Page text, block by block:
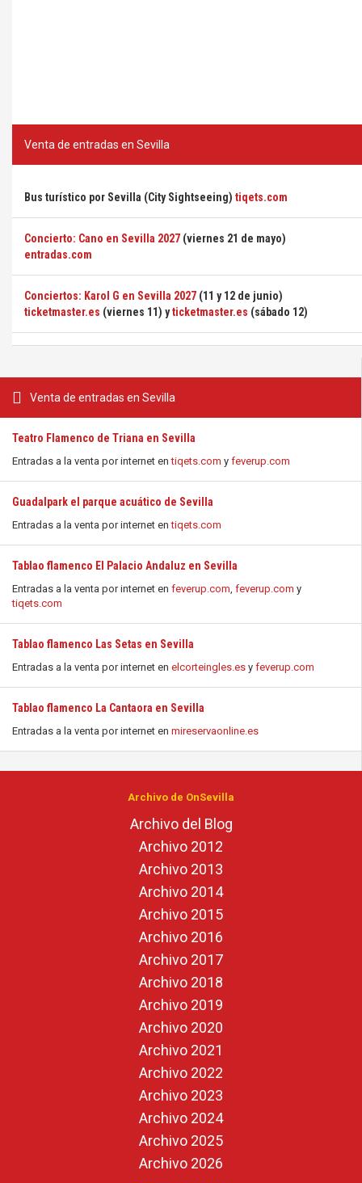
Venta de entradas en Sevilla
Teatro Flamenco de Triana en Sevilla
Entradas a la venta por internet entiqets.com y feverup.com
Guadalpark el parque acuático de Sevilla
Entradas a la venta por internet entiqets.com
Tablao flamenco El Palacio Andaluz en Sevilla
Entradas a la venta por internet en feverup.com, feverup.com y
tiqets.com
Tablao flamenco Las Setas en Sevilla
Entradas a la venta por internet en elcorteingles.es y feverup.com
Tablao flamenco La Cantaora en Sevilla
Entradas a la venta por internet en mireservaonline.es
Venta de entradas en Sevilla
Bus turístico por Sevilla (City Sightseeing) tiqets.com
Concierto: Cano en Sevilla 2027 (viernes 21 de mayo)
entradas.com
Conciertos: Karol G en Sevilla 2027 (11 y 12 de junio)
ticketmaster.es (viernes 11) yticketmaster.es (sábado 12)
Archivo de OnSevilla
Archivo del Blog
Archivo 2012
Archivo 2013
Archivo 2014
Archivo 2015
Archivo 2016
Archivo 2017
Archivo 2018
Archivo 2019
Archivo 2020
Archivo 2021
Archivo 2022
Archivo 2023
Archivo 2024
Archivo 2025
Archivo 2026